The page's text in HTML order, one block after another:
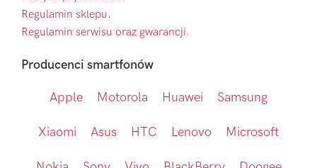
Regulamin sklepu.
Regulamin serwisu oraz gwarancji.
Producenci smartfonów
Apple Motorola Huawei Samsung
Xiaomi Asus HTC Lenovo Microsoft